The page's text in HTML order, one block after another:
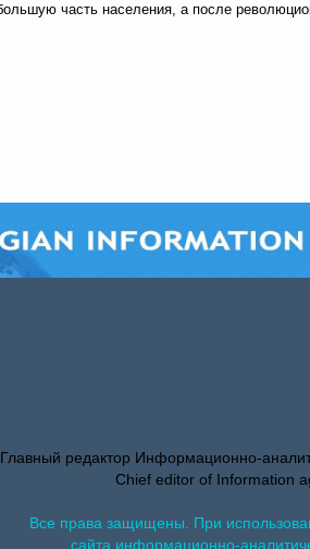
часть населения, а после
Главный редактор Информационно-
Chief editor of Information
Все права защищены. При
сайта информационно-